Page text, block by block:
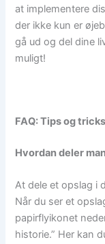
at implementere
der ikke kun er
gå ud og del dine
muligt!
FAQ: Tips og
Hvordan deler
At dele et opslag i
Når du ser et
papirflyikonet
historie.” Her kan